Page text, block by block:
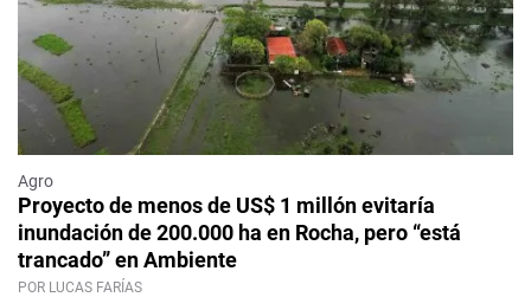
Agro
Proyecto de menos de US$ 1 millón evitaría
inundación de 200.000 ha en Rocha, pero “está
trancado” en Ambiente
POR LUCAS FARÍAS